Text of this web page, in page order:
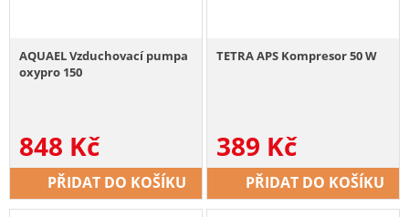
AQUAEL Vzduchovací pumpa
oxypro 150
848 Kč
PŘIDAT DO KOŠÍKU
TETRA APS Kompresor 50 W
389 Kč
PŘIDAT DO KOŠÍKU